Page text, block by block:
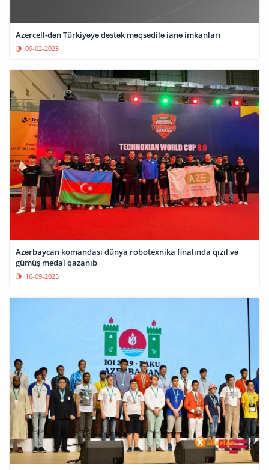
Azercell-dən Türkiyəyə dəstək məqsədilə ianə imkanları
09-02-2023
Azərbaycan komandası dünya robotexnika finalında qızıl və
gümüş medal qazanıb
16-09-2025